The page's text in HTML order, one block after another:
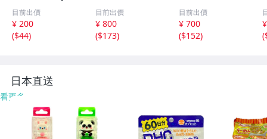
K STORE パン
ツ 130■
目前出價
¥ 200
($44)
キ ウエストゴム
男の子
目前出價
¥ 800
($173)
ROWS ハーフパ
ンツ 130サイズ
男の子 子供服 ベ
ビー服 キッズ
目前出價
¥ 700
($152)
(
日本直送
看更多